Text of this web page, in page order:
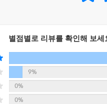
별점별로 리뷰를 확인해 보세
9%
0%
0%